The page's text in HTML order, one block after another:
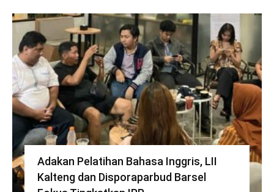
Adakan Pelatihan Bahasa Inggris, LII
Kalteng dan Disporaparbud Barsel